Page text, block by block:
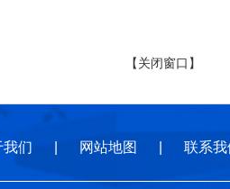
【关闭窗口】
我们 网站地图 联系我